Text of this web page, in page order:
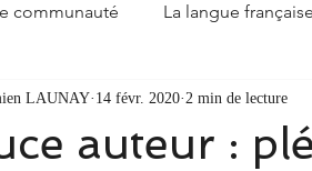
communauté La langue
- Livres Astuces écrivain
auteur :
LAUNAY 14 févr. 2020 2 min de lecture